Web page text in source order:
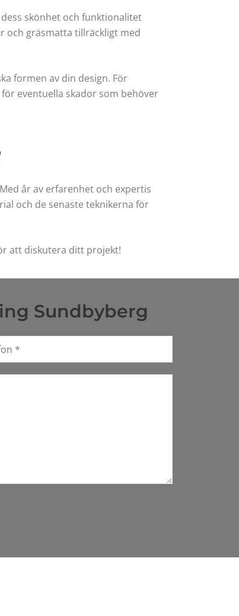
skönhet och funktionalitet
och gräsmatta tillräckligt med
formen av din design. För
eventuella skador som behöver
år av erfarenhet och expertis
och de senaste teknikerna för
att diskutera ditt projekt!
Sundbyberg